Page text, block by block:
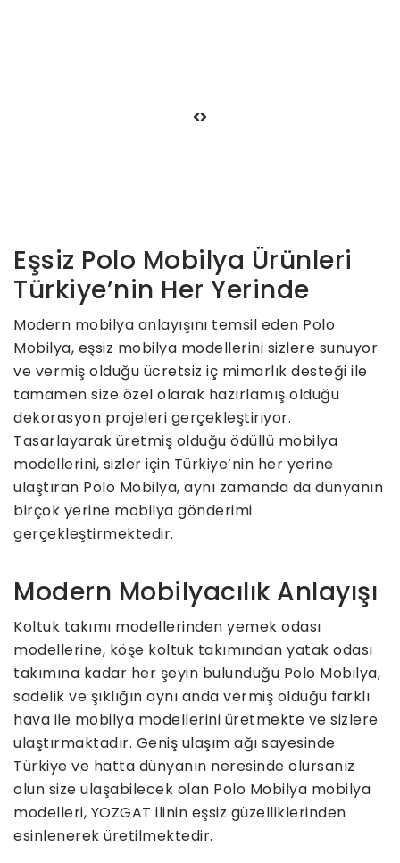
Eşsiz Polo Mobilya Ürünleri
Türkiye’nin Her Yerinde
Modern mobilya anlayışını temsil eden Polo
Mobilya, eşsiz mobilya modellerini sizlere sunuyor
ve vermiş olduğu ücretsiz iç mimarlık desteği ile
tamamen size özel olarak hazırlamış olduğu
dekorasyon projeleri gerçekleştiriyor.
Tasarlayarak üretmiş olduğu ödüllü mobilya
modellerini, sizler için Türkiye’nin her yerine
ulaştıran Polo Mobilya, aynı zamanda da dünyanın
birçok yerine mobilya gönderimi
gerçekleştirmektedir.
Modern Mobilyacılık Anlayışı
Koltuk takımı modellerinden yemek odası
modellerine, köşe koltuk takımından yatak odası
takımına kadar her şeyin bulunduğu Polo Mobilya,
sadelik ve şıklığın aynı anda vermiş olduğu farklı
hava ile mobilya modellerini üretmekte ve sizlere
ulaştırmaktadır. Geniş ulaşım ağı sayesinde
Türkiye ve hatta dünyanın neresinde olursanız
olun size ulaşabilecek olan Polo Mobilya mobilya
modelleri, YOZGAT ilinin eşsiz güzelliklerinden
esinlenerek üretilmektedir.